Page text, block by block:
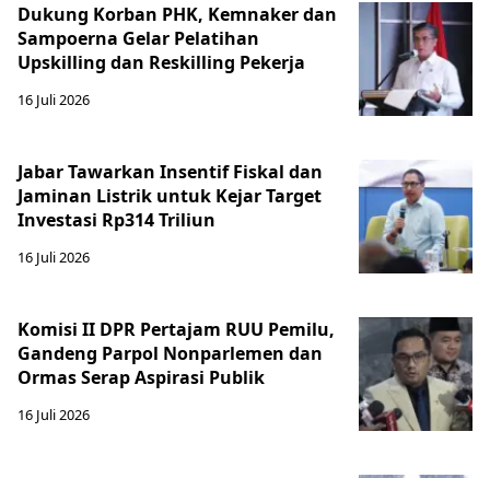
Dukung Korban PHK, Kemnaker dan
Sampoerna Gelar Pelatihan
Upskilling dan Reskilling Pekerja
16 Juli 2026
Jabar Tawarkan Insentif Fiskal dan
Jaminan Listrik untuk Kejar Target
Investasi Rp314 Triliun
16 Juli 2026
Komisi II DPR Pertajam RUU Pemilu,
Gandeng Parpol Nonparlemen dan
Ormas Serap Aspirasi Publik
16 Juli 2026